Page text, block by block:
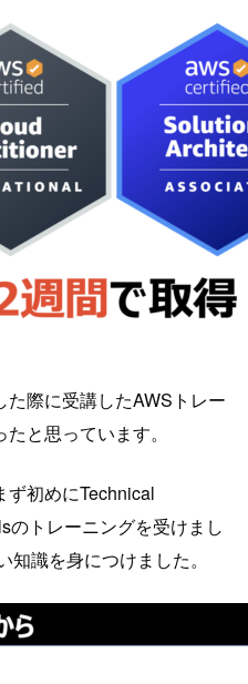
際に受講したAWSトレー
と思っています。
ず初めにTechnical
のトレーニングを受けまし
識を身につけました。